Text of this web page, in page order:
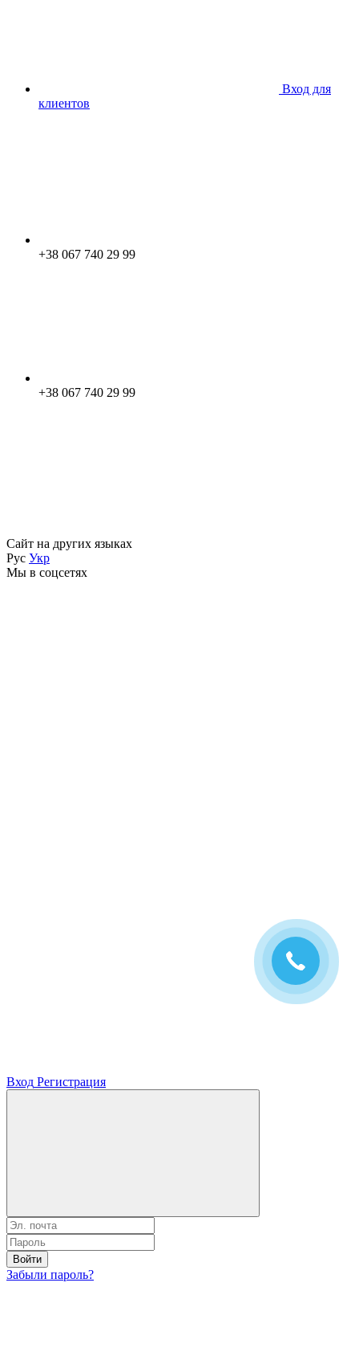
Вход для
клиентов
+38 067 740 29 99
+38 067 740 29 99
Сайт на других языках
Рус Укр
Мы в соцсетях
Вход Регистрация
Войти
Забыли пароль?